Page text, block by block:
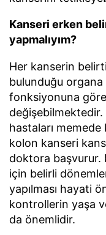
Kanseri erken
yapmalıyım?
Her kanserin
bulunduğu
fonksiyonuna
hastaları
kolon kanseri
doktora başvurur.
için belirli
yapılması hayati
kontrollerin yaşa
da önemlidir.